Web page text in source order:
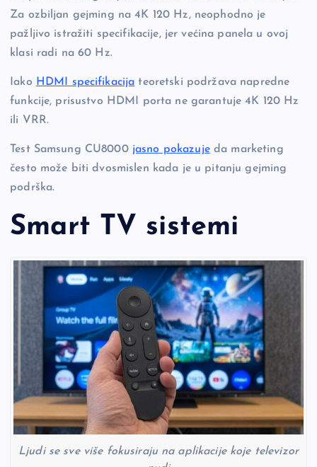
Za ozbiljan gejming na 4K 120 Hz, neophodno je
pažljivo istražiti specifikacije, jer većina panela u ovoj
klasi radi na 60 Hz.
Iako HDMI specifikacija teoretski podržava napredne
funkcije, prisustvo HDMI porta ne garantuje 4K 120 Hz
ili VRR.
Test Samsung CU8000 jasno pokazujeda marketing
često može biti dvosmislen kada je u pitanju gejming
podrška.
Smart TV sistemi
Ljudi se sve više fokusiraju na aplikacije koje televizor